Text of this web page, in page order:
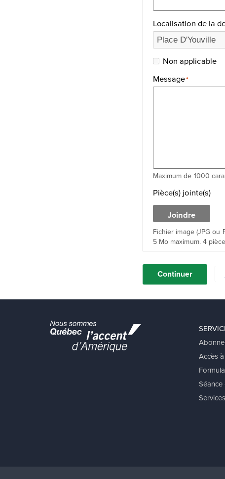
Localisation de la
Non applicable
Message*
Maximum de 1000
Pièce(s) jointe(s)
Fichier image (JPG ou
5 Mo maximum. 4
Accès